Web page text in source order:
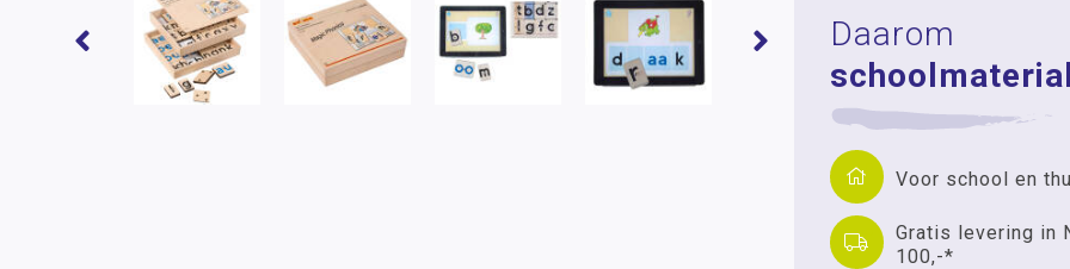
Daarom
Voor school en
Gratis levering in
100,-*